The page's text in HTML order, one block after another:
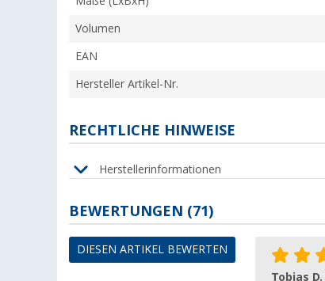
Volumen
EAN
Hersteller Artikel-Nr.
RECHTLICHE HINWEISE
Herstellerinformationen
BEWERTUNGEN (71)
DIESEN ARTIKEL BEWERTEN
Tobias D.